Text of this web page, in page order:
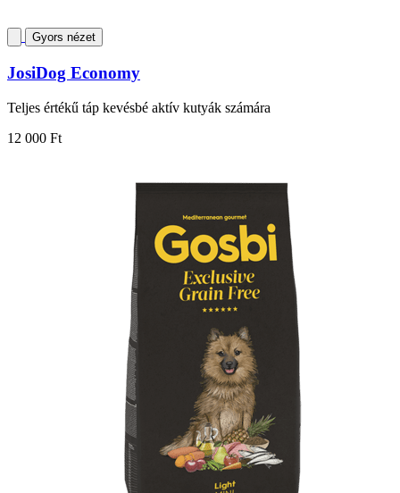
Gyors nézet
JosiDog Economy
Teljes értékű táp kevésbé aktív kutyák számára
12 000 Ft